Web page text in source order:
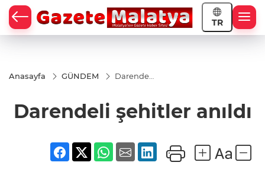
TR
Anasayfa GÜNDEM
Darendeli
Darendeli şehitler anıldı